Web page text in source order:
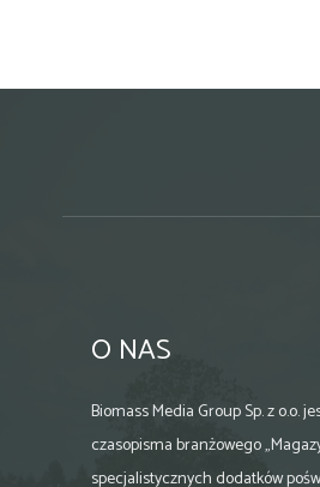
O NAS
Biomass Media Group Sp. z o.o.
czasopisma branżowego
specjalistycznych dodatków